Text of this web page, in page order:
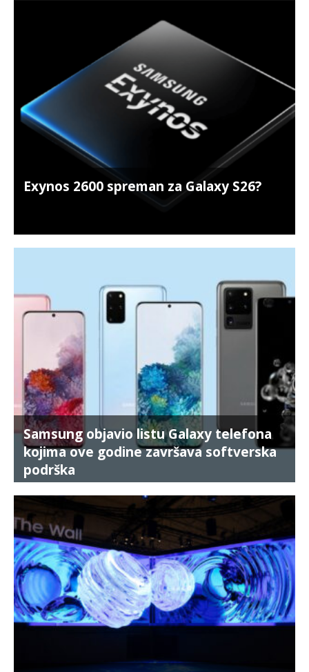
Exynos 2600 spreman za Galaxy S26?
Samsung objavio listu Galaxy telefona
kojima ove godine završava softverska
podrška